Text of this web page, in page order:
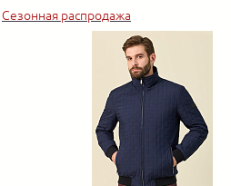
Сезонная распродажа